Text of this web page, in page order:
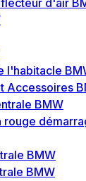
d'air
l'habitacle
Accessoires
BMW
rouge
BMW
BMW